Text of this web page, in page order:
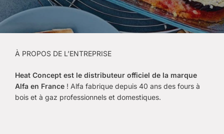
À PROPOS DE L’ENTREPRISE
Heat Concept est le distributeur officiel de la marque
Alfa en France ! Alfa fabrique depuis 40 ans des fours à
bois et à gaz professionnels et domestiques.